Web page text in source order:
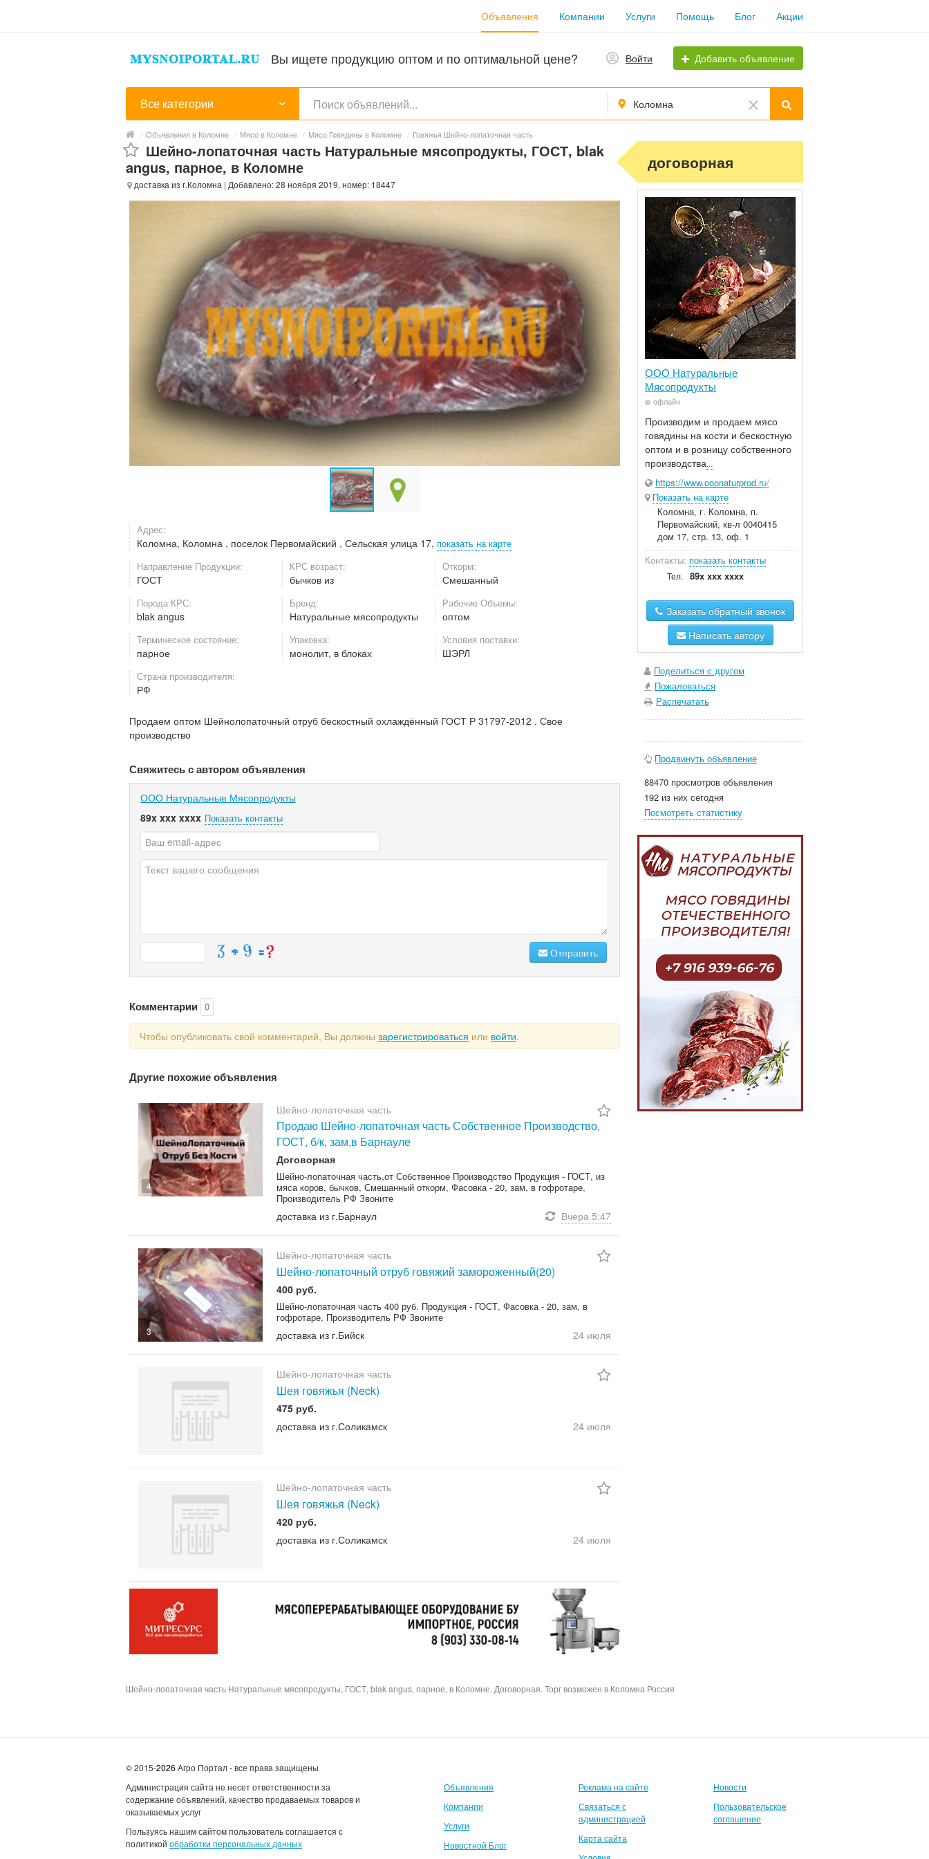
Объявления Компании Услуги Помощь Блог Акции
Вы ищете продукцию оптом и по оптимальной цене? Войти Добавить объявление
Все категории Коломна
/ Объявления в Коломне / Мясо в Коломне / Мясо Говядины в Коломне / Говяжья Шейно-лопаточная часть
Шейно-лопаточная часть Натуральные мясопродукты, ГОСТ, blak
angus, парное, в Коломне
доставка из г.Коломна | Добавлено: 28 ноября 2019, номер: 18447
Адрес:
Коломна, Коломна , поселок Первомайский , Сельская улица 17, показать на карте
Направление Продукции:
ГОСТ
КРС возраст:
бычков из
Откорм:
Смешанный
Порода КРС:
blak angus
Бренд:
Натуральные мясопродукты
Рабочие Объемы:
оптом
Термическое состояние:
парное
Упаковка:
монолит, в блоках
Условия поставки:
ШЭРЛ
Страна производителя:
РФ
Продаем оптом Шейнолопаточный отруб бескостный охлаждённый ГОСТ Р 31797-2012 . Свое
производство
Свяжитесь с автором объявления
ООО Натуральные Мясопродукты
89x xxx xxxx Показать контакты
Отправить
Комментарии 0
Чтобы опубликовать свой комментарий, Вы должны зарегистрироваться или войти.
Другие похожие объявления
4
Шейно-лопаточная часть
Продаю Шейно-лопаточная часть Собственное Производство,
ГОСТ, б/к, зам,в Барнауле
Договорная
Шейно-лопаточная часть,от Собственное Производство Продукция - ГОСТ, из
мяса коров, бычков, Смешанный откорм, Фасовка - 20, зам, в гофротаре,
Производитель РФ Звоните
доставка из г.Барнаул Вчера 5:47
3
Шейно-лопаточная часть
Шейно-лопаточный отруб говяжий замороженный(20)
400 руб.
Шейно-лопаточная часть 400 руб. Продукция - ГОСТ, Фасовка - 20, зам, в
гофротаре, Производитель РФ Звоните
доставка из г.Бийск 24 июля
Шейно-лопаточная часть
Шея говяжья (Neck)
475 руб.
доставка из г.Соликамск
24 июля
Шейно-лопаточная часть
Шея говяжья (Neck)
420 руб.
доставка из г.Соликамск
24 июля
договорная
ООО Натуральные
Мясопродукты
офлайн
Производим и продаем мясо
говядины на кости и бескостную
оптом и в розницу собственного
производства...
https://www.ooonaturprod.ru/
Показать на карте
Коломна, г. Коломна, п.
Первомайский, кв-л 0040415
дом 17, стр. 13, оф. 1
Контакты: показать контакты
Тел. 89x xxx xxxx
Заказать обратный звонок
Написать автору
Поделиться с другом
Пожаловаться
Распечатать
Продвинуть объявление
88470 просмотров объявления
192 из них сегодня
Посмотреть статистику
Шейно-лопаточная часть Натуральные мясопродукты, ГОСТ, blak angus, парное, в Коломне. Договорная. Торг возможен в Коломна Россия
© 2015-2026 Агро Портал - все права защищены
Администрация сайта не несет ответственности за
содержание объявлений, качество продаваемых товаров и
оказываемых услуг
Пользуясь нашим сайтом пользователь соглашается с
политикой обработки персональных данных
Объявления
Компании
Услуги
Новостной Блог
Реклама на сайте
Связаться с
администрацией
Карта сайта
Новости
Пользовательское
соглашение